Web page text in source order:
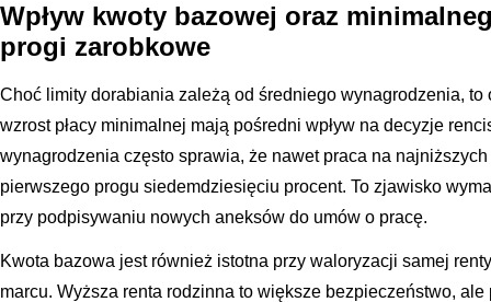
Wpływ kwoty bazowej oraz
progi zarobkowe
Choć limity dorabiania zależą od średniego wynagrodzenia, to
wzrost płacy minimalnej mają pośredni wpływ na decyzje
wynagrodzenia często sprawia, że nawet praca na
pierwszego progu siedemdziesięciu procent. To zjawisko
przy podpisywaniu nowych aneksów do umów o pracę.
Kwota bazowa jest również istotna przy waloryzacji samej
marcu. Wyższa renta rodzinna to większe bezpieczeństwo,